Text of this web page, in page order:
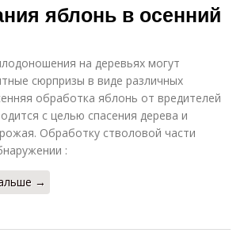
яблонь в осенний
на деревьях могут
сюрпризы в виде различных
обработка яблонь от вредителей
с целью спасения дерева и
Обработку стволовой части
:
→